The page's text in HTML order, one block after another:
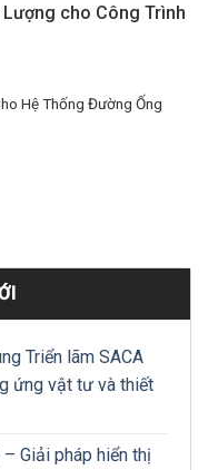
cho Công Trình
Hệ Thống Đường Ống
Triển lãm SACA
ứng vật tư và thiết
Giải pháp hiển thị